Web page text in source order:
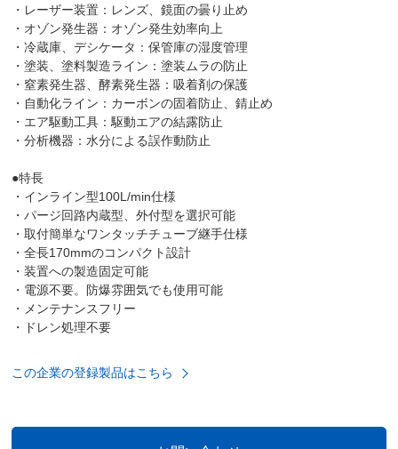
・レーザー装置：レンズ、鏡面の曇り止め
・オゾン発生器：オゾン発生効率向上
・冷蔵庫、デシケータ：保管庫の湿度管理
・塗装、塗料製造ライン：塗装ムラの防止
・窒素発生器、酵素発生器：吸着剤の保護
・自動化ライン：カーボンの固着防止、錆止め
・エア駆動工具：駆動エアの結露防止
・分析機器：水分による誤作動防止
●特長
・インライン型100L/min仕様
・パージ回路内蔵型、外付型を選択可能
・取付簡単なワンタッチチューブ継手仕様
・全長170mmのコンパクト設計
・装置への製造固定可能
・電源不要。防爆雰囲気でも使用可能
・メンテナンスフリー
・ドレン処理不要
この企業の登録製品はこちら